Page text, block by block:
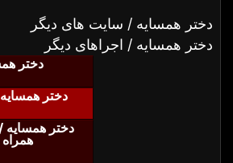
دختر همسایه / سایت های دیگر
دختر همسایه / اجراهای دیگر
دختر
دختر
دختر همسایه /